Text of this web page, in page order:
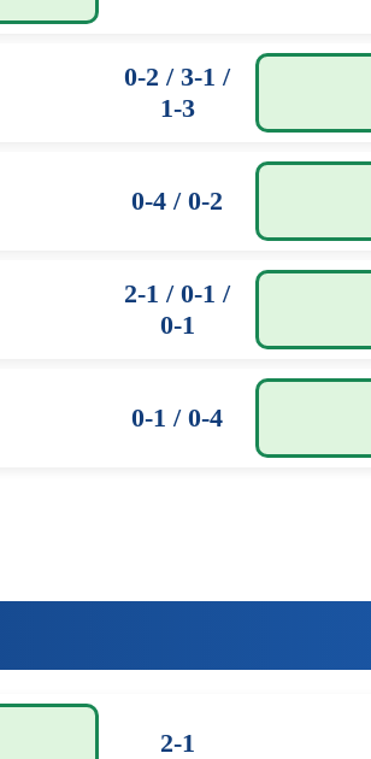
0-2 / 3-1 /
1-3
0-4 / 0-2
2-1 / 0-1 /
0-1
0-1 / 0-4
2-1